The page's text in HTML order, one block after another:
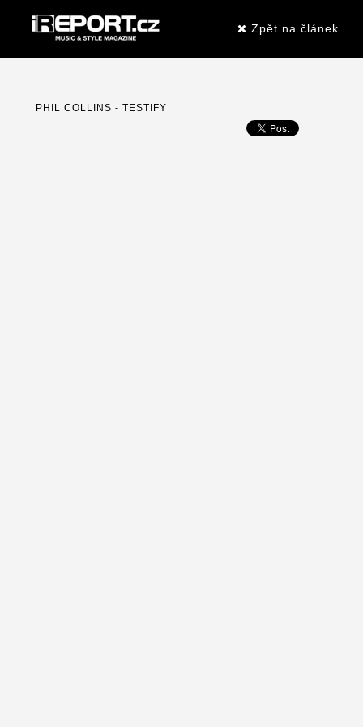
Zpět na článek
PHIL COLLINS - TESTIFY